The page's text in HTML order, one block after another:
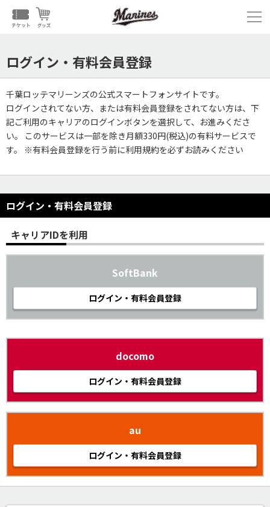
ログイン・有料会員登録
千葉ロッテマリーンズの公式スマートフォンサイトです。
ログインされてない方、または有料会員登録をされてない方は、下
記ご利用のキャリアのログインボタンを選択して、お進みくださ
い。 このサービスは一部を除き月額330円(税込)の有料サービスで
す。 ※有料会員登録を行う前に利用規約を必ずお読みください
ログイン・有料会員登録
キャリアIDを利用
SoftBank
ログイン・有料会員登録
docomo
ログイン・有料会員登録
au
ログイン・有料会員登録